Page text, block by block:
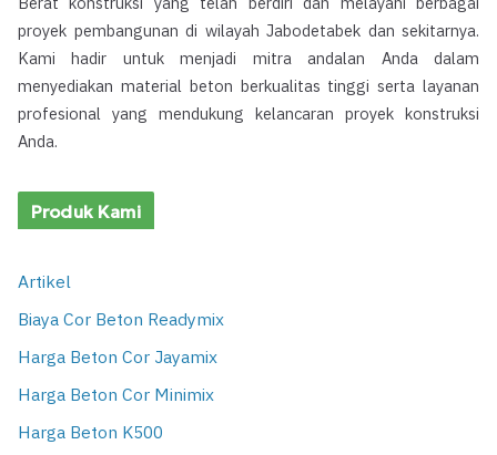
proyek pembangunan di wilayah Jabodetabek dan sekitarnya.
Kami hadir untuk menjadi mitra andalan Anda dalam
menyediakan material beton berkualitas tinggi serta layanan
profesional yang mendukung kelancaran proyek konstruksi
Anda.
Produk Kami
Artikel
Biaya Cor Beton Readymix
Harga Beton Cor Jayamix
Harga Beton Cor Minimix
Harga Beton K500